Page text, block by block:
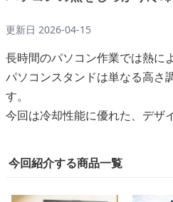
更新日 2026-04-15
長時間のパソコン作業では熱に
パソコンスタンドは単なる高さ
す。
今回は冷却性能に優れた、デザ
今回紹介する商品一覧